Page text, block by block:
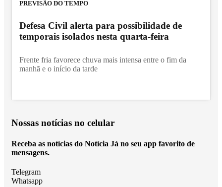
PREVISÃO DO TEMPO
Defesa Civil alerta para possibilidade de
temporais isolados nesta quarta-feira
Frente fria favorece chuva mais intensa entre o fim da
manhã e o início da tarde
Nossas notícias no celular
Receba as notícias do Notícia Já no seu app favorito de
mensagens.
Telegram
Whatsapp